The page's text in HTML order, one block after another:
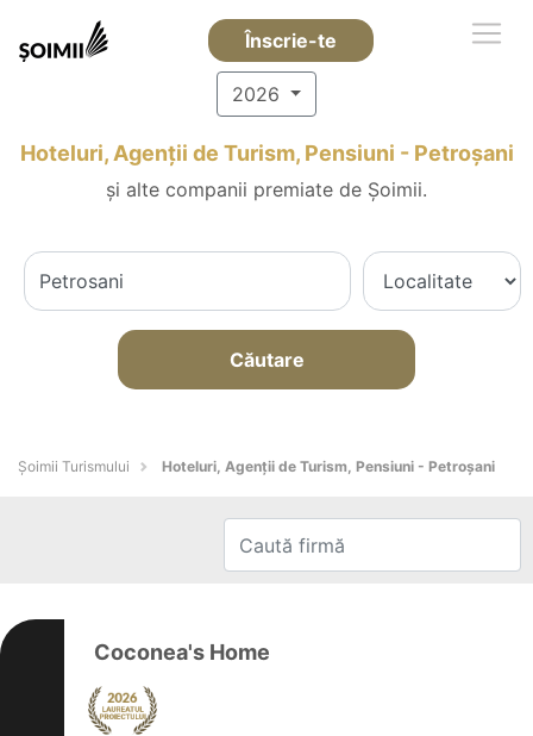
Înscrie-te
2026
Hoteluri, Agenții de Turism, Pensiuni - Petroşani
și alte companii premiate de Șoimii.
Căutare
Șoimii Turismului Hoteluri, Agenții de Turism, Pensiuni - Petroşani
Coconea's Home